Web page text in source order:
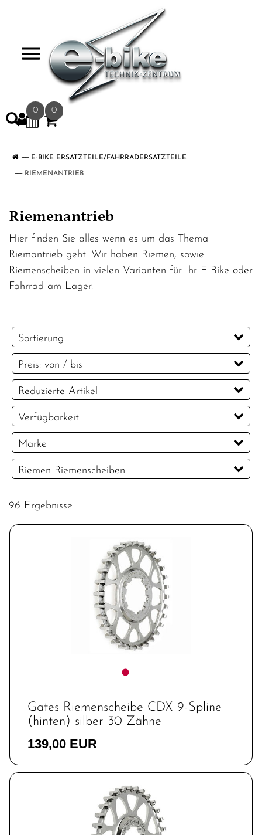
0 0
E-BIKE ERSATZTEILE/FAHRRADERSATZTEILE
RIEMENANTRIEB
Riemenantrieb
Hier finden Sie alles wenn es um das Thema
Riemantrieb geht. Wir haben Riemen, sowie
Riemenscheiben in vielen Varianten für Ihr E-Bike oder
Fahrrad am Lager.
Sortierung
Preis: von / bis
EUR
EUR
PREISFILTER ANWENDEN
Reduzierte Artikel
Reduzierte Artikel
Verfügbarkeit
Marke
Dr. Wack GATES
Riemen Riemenscheiben
96 Ergebnisse
Gates Riemenscheibe CDX 9-Spline
(hinten) silber 30 Zähne
139,00 EUR